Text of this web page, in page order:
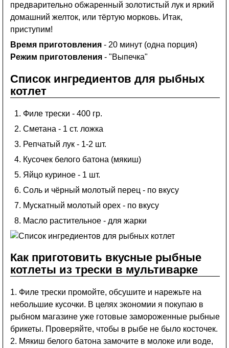
предварительно обжаренный золотистый лук и яркий
домашний желток, или тёртую морковь. Итак,
приступим!
Время приготовления - 20 минут (одна порция)
Режим приготовления - "Выпечка"
Список ингредиентов для рыбных
котлет
Филе трески - 400 гр.
Сметана - 1 ст. ложка
Репчатый лук - 1-2 шт.
Кусочек белого батона (мякиш)
Яйцо куриное - 1 шт.
Соль и чёрный молотый перец - по вкусу
Мускатный молотый орех - по вкусу
Масло растительное - для жарки
Как приготовить вкусные рыбные
котлеты из трески в мультиварке
1. Филе трески промойте, обсушите и нарежьте на
небольшие кусочки. В целях экономии я покупаю в
рыбном магазине уже готовые замороженные рыбные
брикеты. Проверяйте, чтобы в рыбе не было косточек.
2. Мякиш белого батона замочите в молоке или воде,